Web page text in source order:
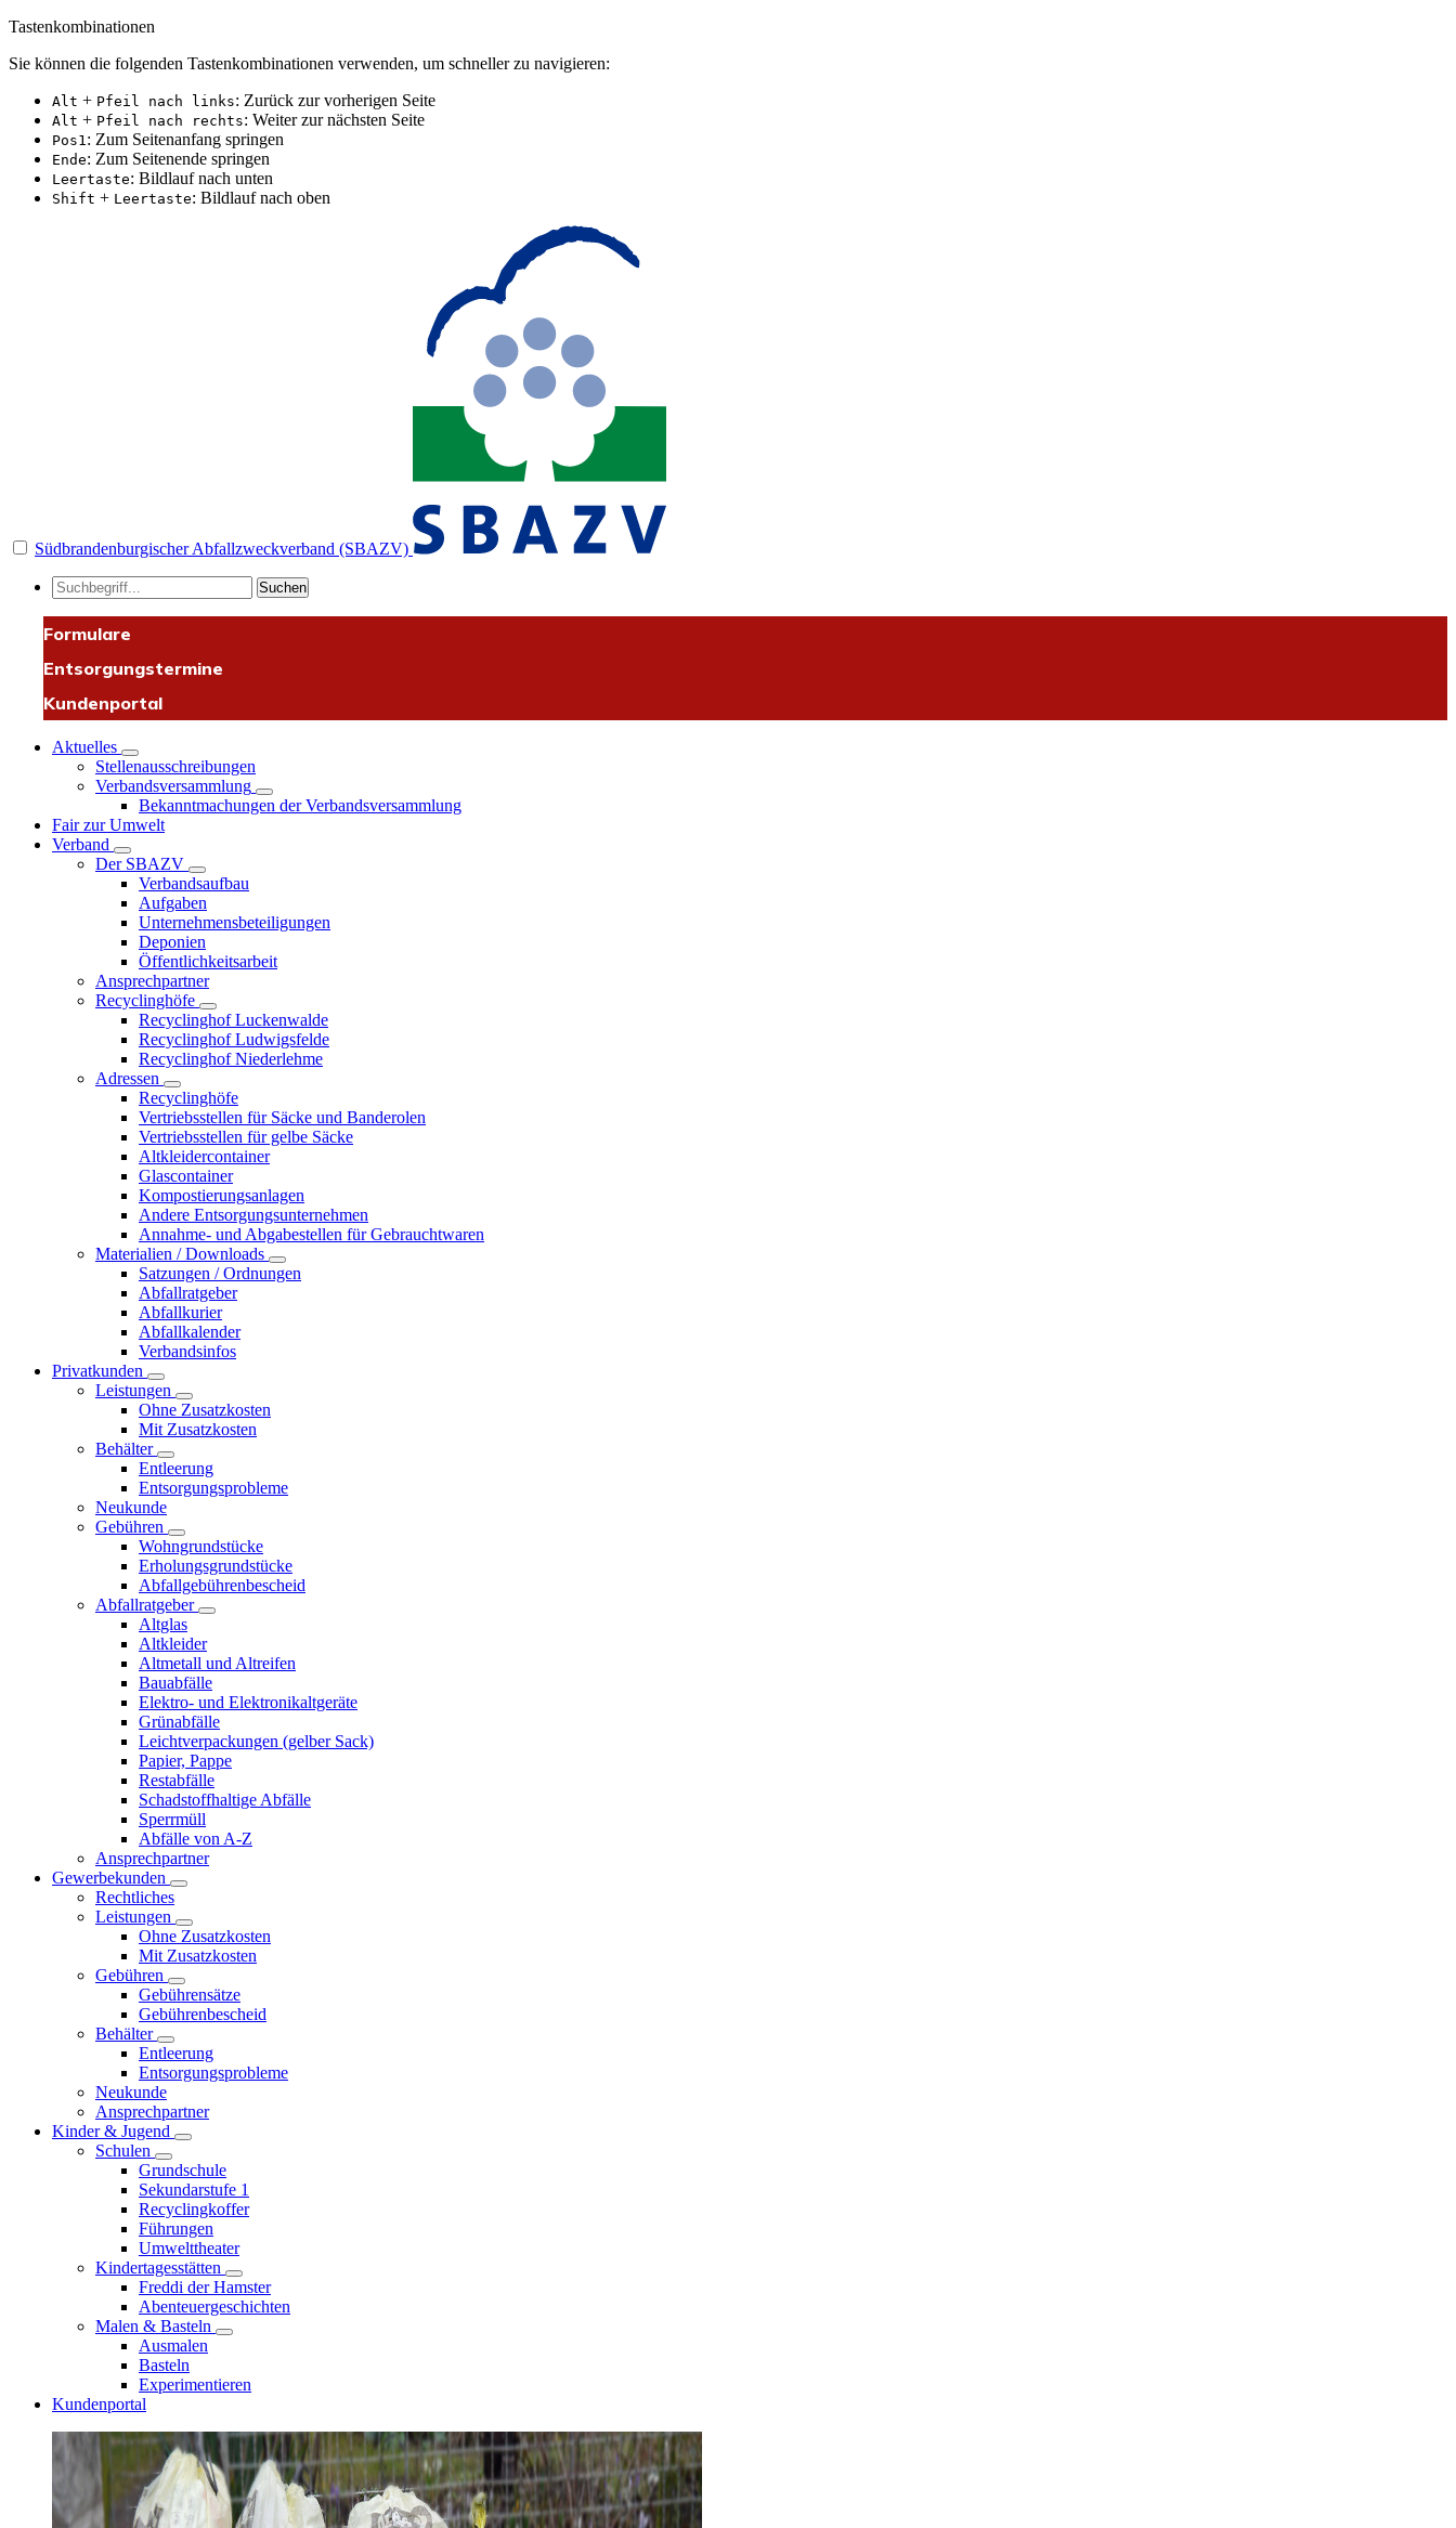
Tastenkombinationen
Sie können die folgenden Tastenkombinationen verwenden, um schneller zu navigieren:
Alt + Pfeil nach links: Zurück zur vorherigen Seite
Alt + Pfeil nach rechts: Weiter zur nächsten Seite
Pos1: Zum Seitenanfang springen
Ende: Zum Seitenende springen
Leertaste: Bildlauf nach unten
Shift + Leertaste: Bildlauf nach oben
Südbrandenburgischer Abfallzweckverband (SBAZV)
Suchen
Formulare
Entsorgungstermine
Kundenportal
Aktuelles
Stellenausschreibungen
Verbandsversammlung
Bekanntmachungen der Verbandsversammlung
Fair zur Umwelt
Verband
Der SBAZV
Verbandsaufbau
Aufgaben
Unternehmensbeteiligungen
Deponien
Öffentlichkeitsarbeit
Ansprechpartner
Recyclinghöfe
Recyclinghof Luckenwalde
Recyclinghof Ludwigsfelde
Recyclinghof Niederlehme
Adressen
Recyclinghöfe
Vertriebsstellen für Säcke und Banderolen
Vertriebsstellen für gelbe Säcke
Altkleidercontainer
Glascontainer
Kompostierungsanlagen
Andere Entsorgungsunternehmen
Annahme- und Abgabestellen für Gebrauchtwaren
Materialien / Downloads
Satzungen / Ordnungen
Abfallratgeber
Abfallkurier
Abfallkalender
Verbandsinfos
Privatkunden
Leistungen
Ohne Zusatzkosten
Mit Zusatzkosten
Behälter
Entleerung
Entsorgungsprobleme
Neukunde
Gebühren
Wohngrundstücke
Erholungsgrundstücke
Abfallgebührenbescheid
Abfallratgeber
Altglas
Altkleider
Altmetall und Altreifen
Bauabfälle
Elektro- und Elektronikaltgeräte
Grünabfälle
Leichtverpackungen (gelber Sack)
Papier, Pappe
Restabfälle
Schadstoffhaltige Abfälle
Sperrmüll
Abfälle von A-Z
Ansprechpartner
Gewerbekunden
Rechtliches
Leistungen
Ohne Zusatzkosten
Mit Zusatzkosten
Gebühren
Gebührensätze
Gebührenbescheid
Behälter
Entleerung
Entsorgungsprobleme
Neukunde
Ansprechpartner
Kinder & Jugend
Schulen
Grundschule
Sekundarstufe 1
Recyclingkoffer
Führungen
Umwelttheater
Kindertagesstätten
Freddi der Hamster
Abenteuergeschichten
Malen & Basteln
Ausmalen
Basteln
Experimentieren
Kundenportal